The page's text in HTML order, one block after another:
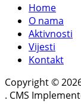
Home
O nama
Aktivnosti
Vijesti
Kontakt
Copyright ©
. CMS